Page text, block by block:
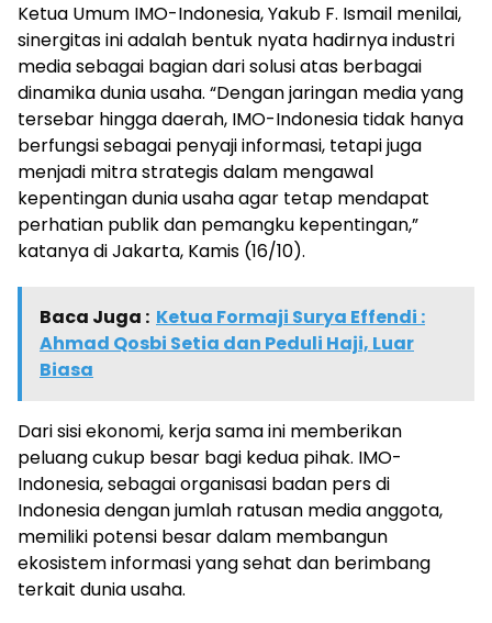
Ketua Umum IMO-Indonesia, Yakub F. Ismail menilai,
sinergitas ini adalah bentuk nyata hadirnya industri
media sebagai bagian dari solusi atas berbagai
dinamika dunia usaha. “Dengan jaringan media yang
tersebar hingga daerah, IMO-Indonesia tidak hanya
berfungsi sebagai penyaji informasi, tetapi juga
menjadi mitra strategis dalam mengawal
kepentingan dunia usaha agar tetap mendapat
perhatian publik dan pemangku kepentingan,”
katanya di Jakarta, Kamis (16/10).
Baca Juga : Ketua Formaji Surya Effendi :
Ahmad Qosbi Setia dan Peduli Haji, Luar
Biasa
Dari sisi ekonomi, kerja sama ini memberikan
peluang cukup besar bagi kedua pihak. IMO-
Indonesia, sebagai organisasi badan pers di
Indonesia dengan jumlah ratusan media anggota,
memiliki potensi besar dalam membangun
ekosistem informasi yang sehat dan berimbang
terkait dunia usaha.